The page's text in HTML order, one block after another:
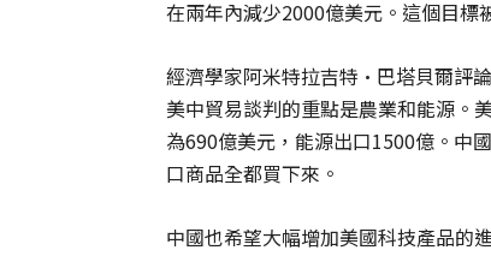
在兩年內減少2000億美元。這個目標
經濟學家阿米特拉吉特·巴塔貝爾評
美中貿易談判的重點是農業和能源。
為690億美元，能源出口1500億。中
口商品全都買下來。
中國也希望大幅增加美國科技產品的